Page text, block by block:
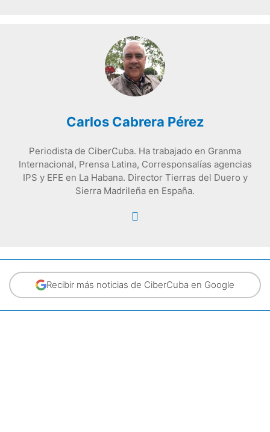
Carlos Cabrera Pérez
Periodista de CiberCuba. Ha trabajado en Granma
Internacional, Prensa Latina, Corresponsalías agencias
IPS y EFE en La Habana. Director Tierras del Duero y
Sierra Madrileña en España.
Recibir más noticias de CiberCuba en Google